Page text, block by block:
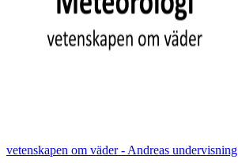
vetenskapen om väder - Andreas undervisning